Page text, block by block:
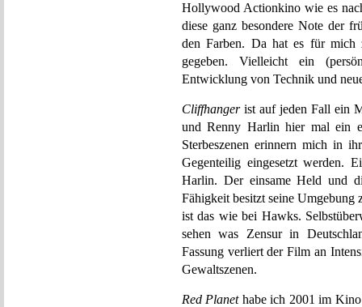
Hollywood Actionkino wie es
diese ganz besondere Note der
den Farben. Da hat es für mich
gegeben. Vielleicht ein
Entwicklung von Technik und
Cliffhangerist auf jeden Fall ein
und Renny Harlin hier mal ein
Sterbeszenen erinnern mich in
Gegenteilig eingesetzt werden.
Harlin. Der einsame Held und
Fähigkeit besitzt seine
ist das wie bei Hawks.
sehen was Zensur in
Fassung verliert der Film an
Gewaltszenen.
Red Planethabe ich 2001 im Kino